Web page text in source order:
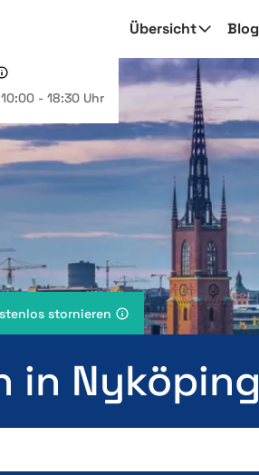
Übersicht Blog
- 18:30 Uhr
stornieren
in Nyköping